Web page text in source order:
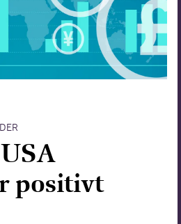
positivt